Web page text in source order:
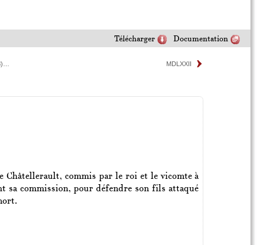
Documentation
Télécharger
MDLXXII
Châtellerault, commis par le roi et le vicomte à
sa commission, pour défendre son fils attaqué